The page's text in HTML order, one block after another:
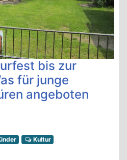
bis zur
für junge
angeboten
Kultur